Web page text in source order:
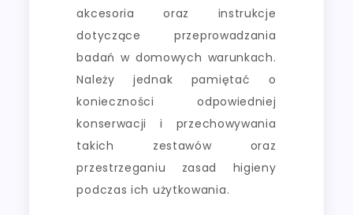
akcesoria oraz instrukcje
dotyczące przeprowadzania
badań w domowych warunkach.
Należy jednak pamiętać o
konieczności odpowiedniej
konserwacji i przechowywania
takich zestawów oraz
przestrzeganiu zasad higieny
podczas ich użytkowania.